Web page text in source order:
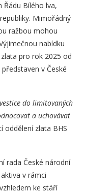
Bílého lva,
Mimořádný
ražbou mohou
nabídku
pro rok 2025 od
v České
do limitovaných
a uchovávat
oddělení zlata BHS
rada České národní
v rámci
ke stáří